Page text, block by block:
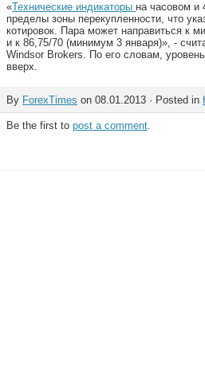
«Технические индикаторы на часовом и
пределы зоны перекупленности, что
котировок. Пара может направиться к
и к 86,75/70 (минимум 3 января)», -
Windsor Brokers. По его словам,
вверх.
By ForexTimes on 08.01.2013 · Posted in
Be the first to post a comment.